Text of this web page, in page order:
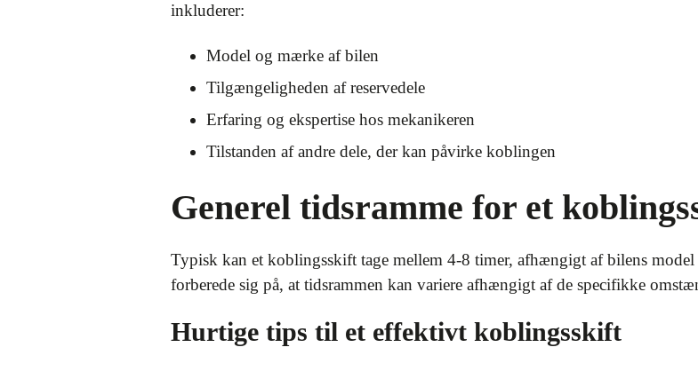
inkluderer:
Model og mærke af bilen
Tilgængeligheden af reservedele
Erfaring og ekspertise hos mekanikeren
Tilstanden af andre dele, der kan påvirke koblingen
Generel tidsramme for et
Typisk kan et koblingsskift tage mellem 4-8 timer, afhængigt af bilens
forberede sig på, at tidsrammen kan variere afhængigt af de specifikke
Hurtige tips til et effektivt koblingsskift